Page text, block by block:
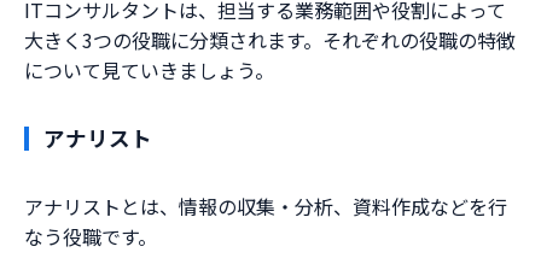
ITコンサルタントは、担当する業務範囲や役割によって
大きく3つの役職に分類されます。それぞれの役職の特徴
について見ていきましょう。
アナリスト
アナリストとは、情報の収集・分析、資料作成などを行
なう役職です。